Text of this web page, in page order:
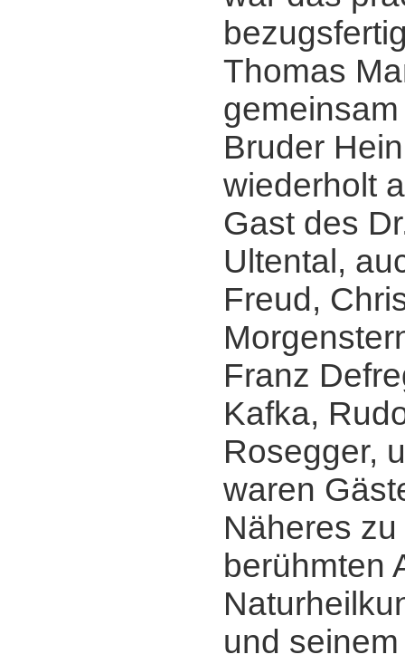
Thomas
Bruder
wiederholt
Gast des
Ultental,
Freud,
Franz
Kafka,
Rosegger,
waren
Näheres
berühmten
und